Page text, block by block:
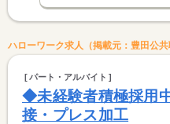
ハローワーク求人（掲載元：豊田公共
パート・アルバイト
◆未経験者積極採用
接・プレス加工